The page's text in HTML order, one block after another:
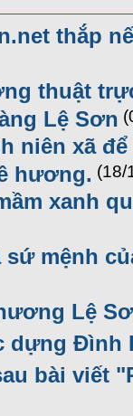
thắp
thuật
Lệ Sơn
niên xã
hương. (18/
xanh
sứ mệnh
Lệ
dựng Đình
bài viết